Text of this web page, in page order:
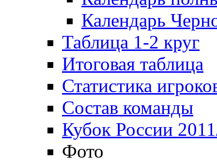
Календарь
Таблица 1-2 круг
Итоговая таблица
Статистика
Состав команды
Кубок России
Фото